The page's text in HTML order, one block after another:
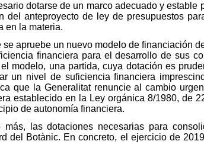
dotarse de un marco adecuado y estable
del anteproyecto de ley de presupuestos
en la materia.
apruebe un nuevo modelo de financiación
financiera para el desarrollo de sus
modelo, una partida, cuya dotación es
un nivel de suficiencia financiera
que la Generalitat renuncie al cambio
establecido en la Ley orgánica 8/1980, de
de autonomía financiera.
las dotaciones necesarias para
del Botànic. En concreto, el ejercicio de